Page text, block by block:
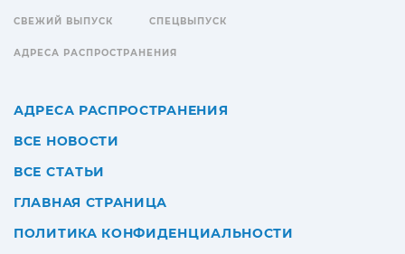
СВЕЖИЙ ВЫПУСК СПЕЦВЫПУСК
АДРЕСА РАСПРОСТРАНЕНИЯ
АДРЕСА РАСПРОСТРАНЕНИЯ
ВСЕ НОВОСТИ
ВСЕ СТАТЬИ
ГЛАВНАЯ СТРАНИЦА
ПОЛИТИКА КОНФИДЕНЦИАЛЬНОСТИ